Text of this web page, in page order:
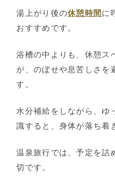
湯上がり後の休憩時間 に
おすすめです。
浴槽の中よりも、休憩ス
が、のぼせや息苦しさを
す。
水分補給をしながら、ゆ
識すると、身体が落ち着
温泉旅行では、予定を詰
切です。